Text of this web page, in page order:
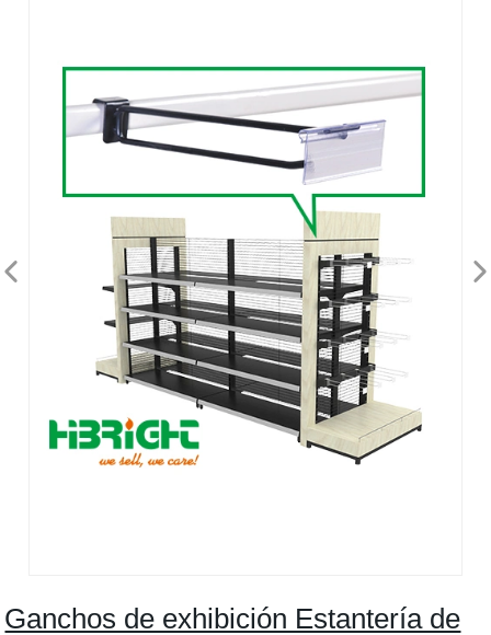
Ganchos de exhibición Estantería de